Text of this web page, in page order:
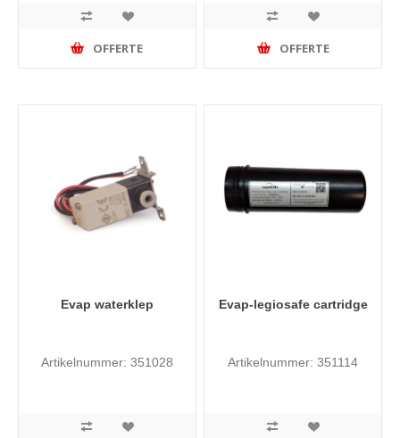
OFFERTE OFFERTE
Evap waterklep
Artikelnummer: 351028
Evap-legiosafe cartridge
Artikelnummer: 351114